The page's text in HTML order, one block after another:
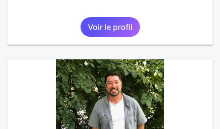
Voir le profil